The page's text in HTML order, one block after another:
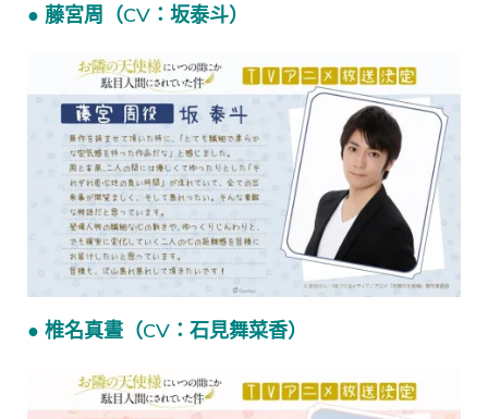
● 藤宮周（CV：坂泰斗）
● 椎名真晝（CV：石見舞菜香）